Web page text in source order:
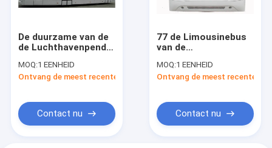
De duurzame van de
de Luchthavenpendel
de Bushelling met
Regelbare Zetels
MOQ:1 EENHEID
Ontvang de meest recente Prijs
Contact nu
77 de Limousinebus
van de
met 4 Pneumatische
Dubbele
MOQ:1 EENHEID
Ontvang de meest recente
Contact nu